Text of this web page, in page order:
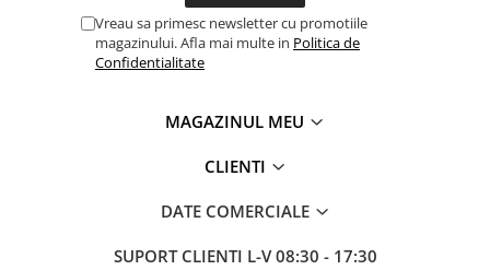
Vreau sa primesc newsletter cu promotiile
magazinului. Afla mai multe in Politica de
Confidentialitate
MAGAZINUL MEU
CLIENTI
DATE COMERCIALE
SUPORT CLIENTI L-V 08:30 - 17:30